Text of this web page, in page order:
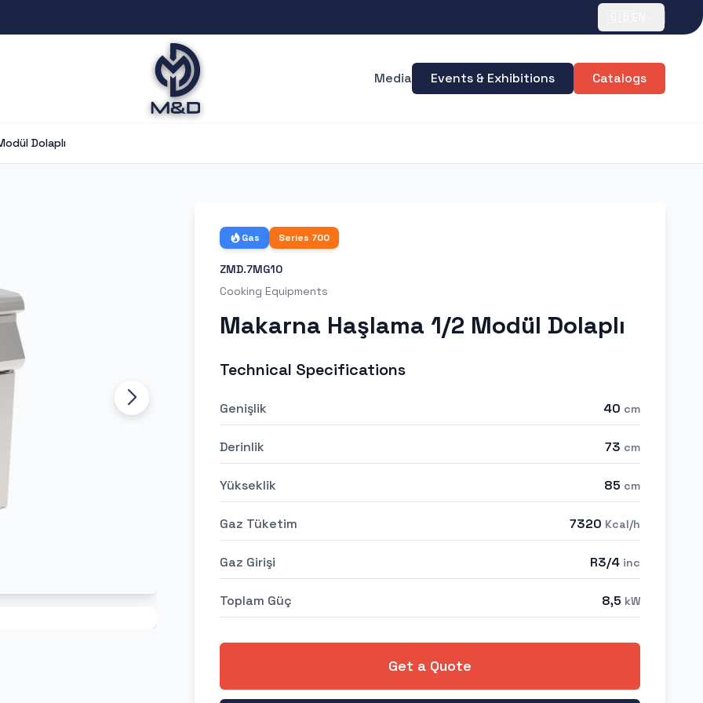
Media Events & Exhibitions Catalogs
Dolaplı
Gas Series 700
ZMD.7MG10
Cooking Equipments
Makarna Haşlama 1/2 Modül Dolaplı
Technical Specifications
Genişlik 40 cm
Derinlik 73 cm
Yükseklik 85 cm
Gaz Tüketim 7320 Kcal/h
Gaz Girişi R3/4 inc
Toplam Güç 8,5 kW
Get a Quote